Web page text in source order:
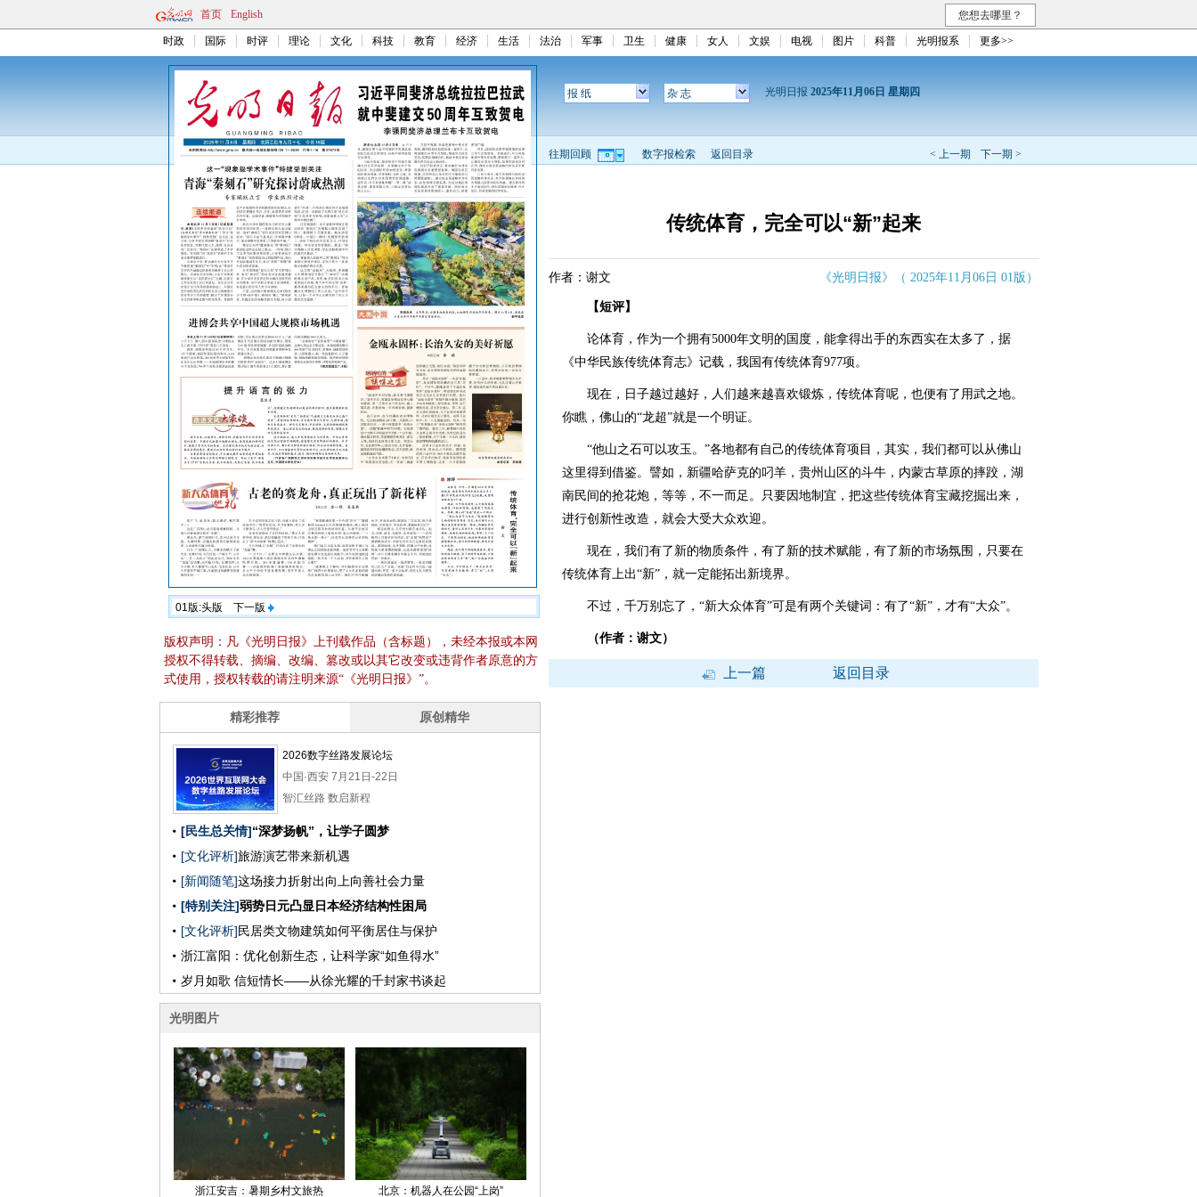
首页 English 您想去哪里？
时政 国际 时评 理论 文化 科技 教育 经济 生活 法治 军事 卫生 健康 女人 文娱 电视 图片 科普 光明报系 更多>>
01版:头版 下一版
版权声明：凡《光明日报》上刊载作品（含标题），未经本报或本网
授权不得转载、摘编、改编、篡改或以其它改变或违背作者原意的方
式使用，授权转载的请注明来源“《光明日报》”。
报 纸 杂 志 光明日报 2025年11月06日 星期四
< 上一期 下一期 >
往期回顾 数字报检索 返回目录
传统体育，完全可以“新”起来
作者：谢文 《光明日报》（ 2025年11月06日 01版）
【短评】
论体育，作为一个拥有5000年文明的国度，能拿得出手的东西实在太多了，据
《中华民族传统体育志》记载，我国有传统体育977项。
现在，日子越过越好，人们越来越喜欢锻炼，传统体育呢，也便有了用武之地。
你瞧，佛山的“龙超”就是一个明证。
“他山之石可以攻玉。”各地都有自己的传统体育项目，其实，我们都可以从佛山
这里得到借鉴。譬如，新疆哈萨克的叼羊，贵州山区的斗牛，内蒙古草原的摔跤，湖
南民间的抢花炮，等等，不一而足。只要因地制宜，把这些传统体育宝藏挖掘出来，
进行创新性改造，就会大受大众欢迎。
现在，我们有了新的物质条件，有了新的技术赋能，有了新的市场氛围，只要在
传统体育上出“新”，就一定能拓出新境界。
不过，千万别忘了，“新大众体育”可是有两个关键词：有了“新”，才有“大众”。
（作者：谢文）
上一篇 返回目录